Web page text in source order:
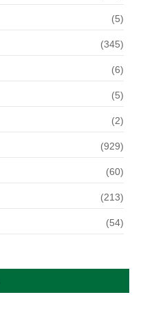
(5)
(345)
(6)
(5)
(2)
(929)
(60)
(213)
(54)